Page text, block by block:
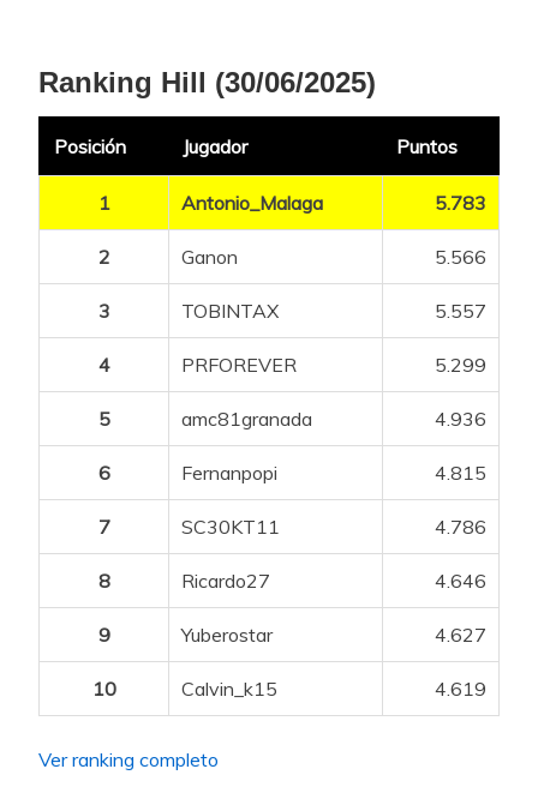
Ranking Hill (30/06/2025)
Posición Jugador Puntos
1 Antonio_Malaga 5.783
2 Ganon 5.566
3 TOBINTAX 5.557
4 PRFOREVER 5.299
5 amc81granada 4.936
6 Fernanpopi 4.815
7 SC30KT11 4.786
8 Ricardo27 4.646
9 Yuberostar 4.627
10 Calvin_k15 4.619
Ver ranking completo